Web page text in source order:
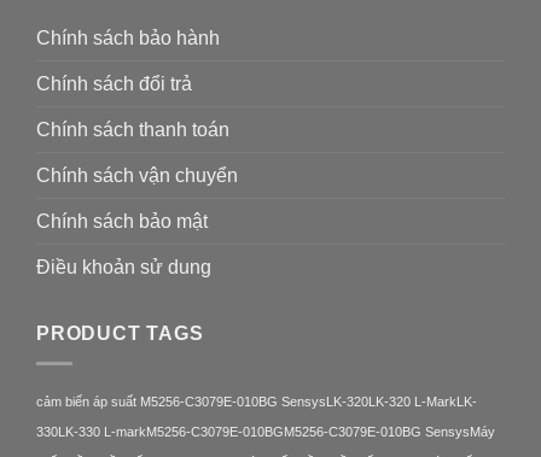
Chính sách bảo hành
Chính sách đổi trả
Chính sách thanh toán
Chính sách vận chuyển
Chính sách bảo mật
Điều khoản sử dung
PRODUCT TAGS
cảm biến áp suất M5256-C3079E-010BG SensysLK-320LK-320 L-MarkLK-
330LK-330 L-markM5256-C3079E-010BGM5256-C3079E-010BG SensysMáy